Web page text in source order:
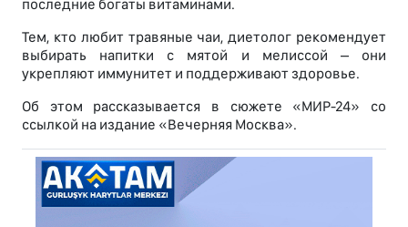
последние богаты витаминами.
Тем, кто любит травяные чаи, диетолог рекомендует
выбирать напитки с мятой и мелиссой – они
укрепляют иммунитет и поддерживают здоровье.
Об этом рассказывается в сюжете «МИР-24» со
ссылкой на издание «Вечерняя Москва».